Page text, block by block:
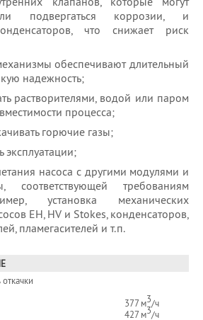
подвергаться коррозии, и
что снижает риск
обеспечивают длительный
надежность;
растворителями, водой или паром
процесса;
горючие газы;
эксплуатации;
насоса с другими модулями и
соответствующей требованиям
установка механических
EH, HV и Stokes, конденсаторов,
пламегасителей и т.п.
377 м3/ч
427 м3/ч